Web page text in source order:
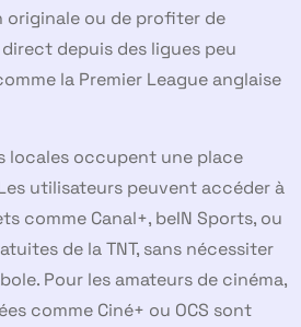
originale ou de profiter de
depuis des ligues peu
la Premier League anglaise
locales occupent une place
utilisateurs peuvent accéder à
comme Canal+, beIN Sports, ou
de la TNT, sans nécessiter
Pour les amateurs de cinéma,
comme Ciné+ ou OCS sont